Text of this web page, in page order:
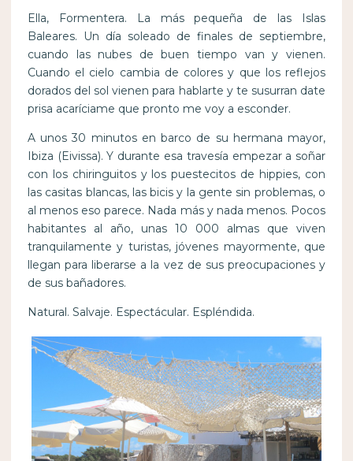
Ella, Formentera. La más pequeña de las Islas
Baleares. Un día soleado de finales de septiembre,
cuando las nubes de buen tiempo van y vienen.
Cuando el cielo cambia de colores y que los reflejos
dorados del sol vienen para hablarte y te susurran date
prisa acaríciame que pronto me voy a esconder.
A unos 30 minutos en barco de su hermana mayor,
Ibiza (Eivissa). Y durante esa travesía empezar a soñar
con los chiringuitos y los puestecitos de hippies, con
las casitas blancas, las bicis y la gente sin problemas, o
al menos eso parece. Nada más y nada menos. Pocos
habitantes al año, unas 10 000 almas que viven
tranquilamente y turistas, jóvenes mayormente, que
llegan para liberarse a la vez de sus preocupaciones y
de sus bañadores.
Natural. Salvaje. Espectácular. Espléndida.